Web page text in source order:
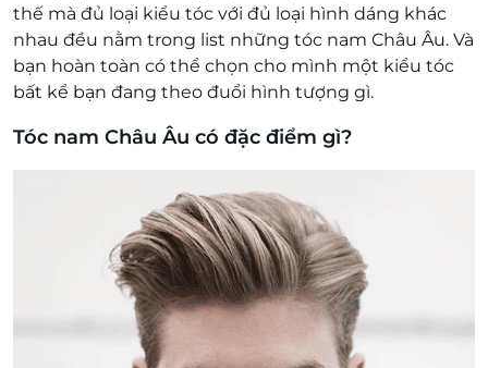
thế mà đủ loại kiểu tóc với đủ loại hình dáng khác
nhau đều nằm trong list những tóc nam Châu Âu. Và
bạn hoàn toàn có thể chọn cho mình một kiểu tóc
bất kể bạn đang theo đuổi hình tượng gì.
Tóc nam Châu Âu có đặc điểm gì?